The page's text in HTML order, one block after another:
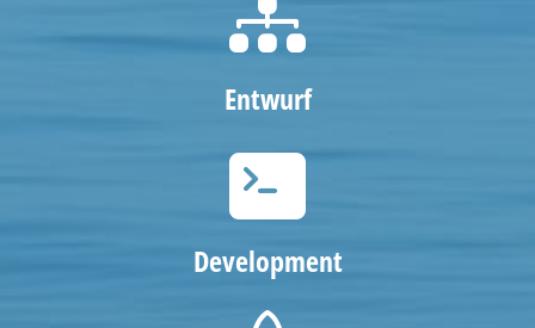
Entwurf
Development